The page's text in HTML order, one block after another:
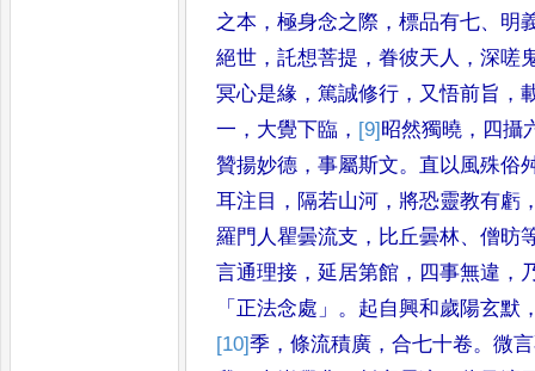
之本 ，極身念之際 ，標品有七、 明
絕世 ，託想菩提 ，眷彼天人 ，深嗟
冥心是緣 ，篤誠修行 ， 又悟前旨 ，
一 ， 大覺下臨 ， [9] 昭然獨曉 ， 四攝
贊揚妙德 ，事屬斯文。 直以風殊俗
耳注目 ， 隔若山河 ， 將恐靈教有虧
羅門人瞿曇流支 ， 比丘曇林、僧昉
言通理接 ， 延居第館 ， 四事無違 ，
「 正法念處 」。 起自興和歲陽玄默
[10]季 ，條流積廣 ，合七十卷。微